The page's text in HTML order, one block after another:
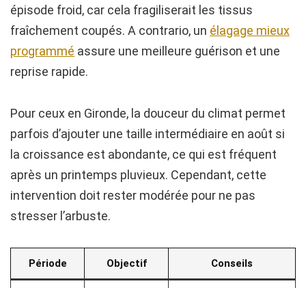
épisode froid, car cela fragiliserait les tissus
fraîchement coupés. A contrario, un élagage mieux
programmé assure une meilleure guérison et une
reprise rapide.
Pour ceux en Gironde, la douceur du climat permet
parfois d’ajouter une taille intermédiaire en août si
la croissance est abondante, ce qui est fréquent
après un printemps pluvieux. Cependant, cette
intervention doit rester modérée pour ne pas
stresser l’arbuste.
Période Objectif Conseils